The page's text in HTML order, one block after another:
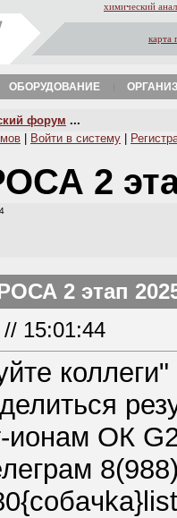
химический
карта
ОБОРУДОВАНИЕ
форум ...
Войти в систему
2
2 этап
15:01:44
коллеги"
ионам ОК